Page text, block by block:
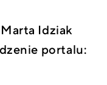
Idziak
portalu: